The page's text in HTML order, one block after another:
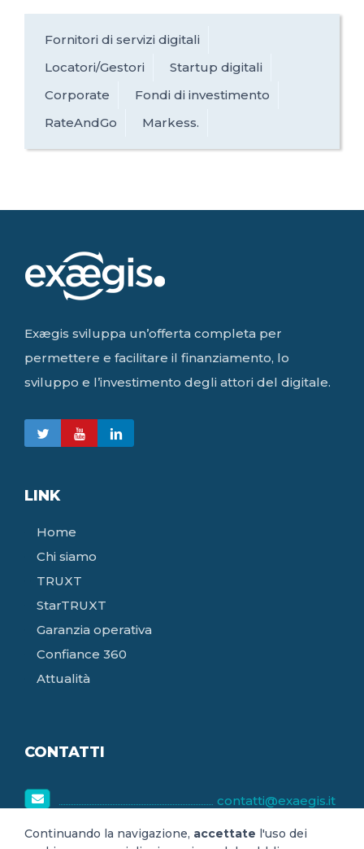
Fornitori di servizi digitali
Locatori/Gestori
Startup digitali
Corporate
Fondi di investimento
RateAndGo
Markess.
Exægis sviluppa un’offerta completa per
permettere e facilitare il finanziamento, lo
sviluppo e l’investimento degli attori del digitale.
LINK
Home
Chi siamo
TRUXT
StarTRUXT
Garanzia operativa
Confiance 360
Attualità
CONTATTI
contatti@exaegis.it
8h30-18h30
Continuando la navigazione, accettate l'uso dei